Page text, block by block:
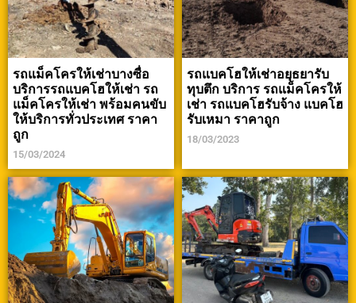
รถแม็คโครให้เช่าบางซื่อ
บริการรถแบคโฮให้เช่า รถ
แม็คโครให้เช่า พร้อมคนขับ
ให้บริการทั่วประเทศ ราคา
ถูก
15/03/2024
รถแบคโฮให้เช่าอยุธยารับ
ทุบตึก บริการ รถแม็คโครให้
เช่า รถแบคโฮรับจ้าง แบคโฮ
รับเหมา ราคาถูก
18/03/2023